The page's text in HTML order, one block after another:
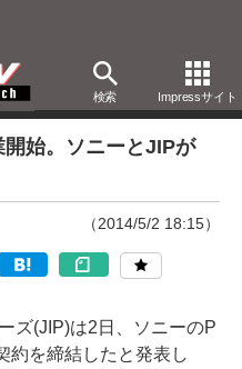
検索 Impressサイト
始。ソニーとJIPが
（2014/5/2 18:15）
ズ(JIP)は2日、ソニーのP
約を締結したと発表し